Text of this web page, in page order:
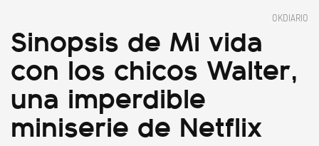
OKDIARIO
Sinopsis de Mi vida
con los chicos Walter,
una imperdible
miniserie de Netflix